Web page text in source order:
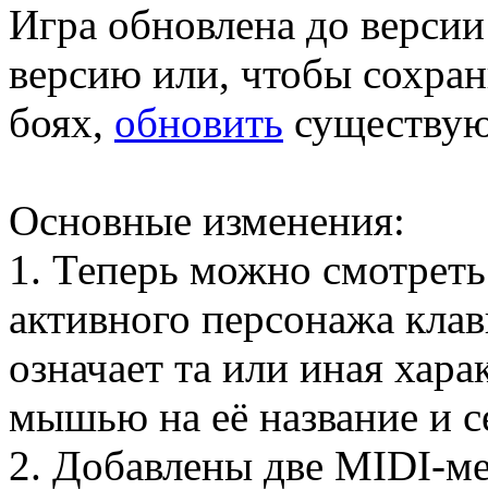
Игра обновлена до
версию или, чтобы
боях, обновить
Основные изменения:
1. Теперь можно
активного персонажа
означает та или иная
мышью на её название и
2. Добавлены две MIDI-